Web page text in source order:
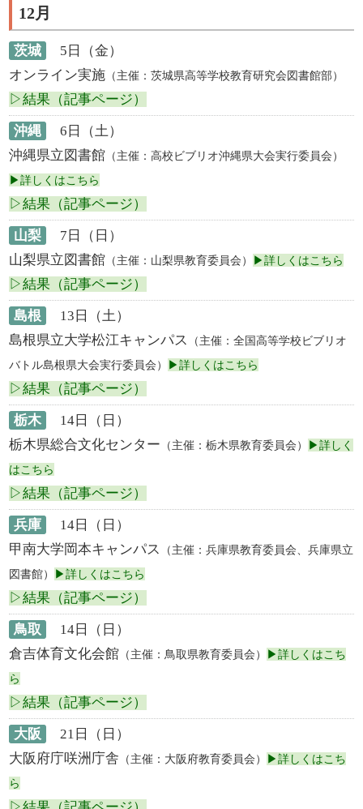
12月
茨城
5日（金）
オンライン実施 （主催：茨城県高等学校教育研究会図書館部）
▷結果（記事ページ）
沖縄
6日（土）
沖縄県立図書館 （主催：高校ビブリオ沖縄県大会実行委員会）
▶詳しくはこちら
▷結果（記事ページ）
山梨
7日（日）
山梨県立図書館 （主催：山梨県教育委員会） ▶詳しくはこちら
▷結果（記事ページ）
島根
13日（土）
島根県立大学松江キャンパス
（主催：全国高等学校ビブリオ
バトル島根県大会実行委員会）
▶詳しくはこちら
▷結果（記事ページ）
栃木
14日（日）
栃木県総合文化センター （主催：栃木県教育委員会）
▶詳しく
はこちら
▷結果（記事ページ）
兵庫
14日（日）
甲南大学岡本キャンパス
（主催：兵庫県教育委員会、兵庫県立
図書館）
▶詳しくはこちら
▷結果（記事ページ）
鳥取
14日（日）
倉吉体育文化会館 （主催：鳥取県教育委員会）
▶詳しくはこち
ら
▷結果（記事ページ）
大阪
21日（日）
大阪府庁咲洲庁舎 （主催：大阪府教育委員会）
▶詳しくはこち
ら